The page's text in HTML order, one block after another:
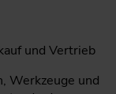
und Vertrieb
Werkzeuge und